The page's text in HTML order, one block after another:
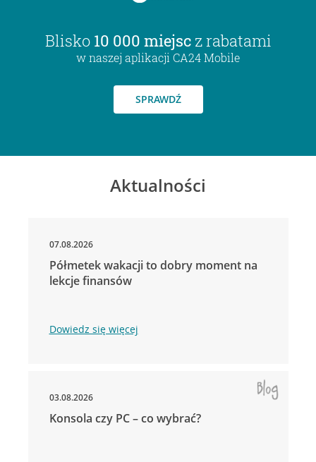
Blisko 10 000 miejsc z rabatami
w naszej aplikacji CA24 Mobile
SPRAWDŹ
Aktualności
07.08.2026
Półmetek wakacji to dobry moment na
lekcje finansów
Dowiedz się więcej
03.08.2026
Konsola czy PC – co wybrać?